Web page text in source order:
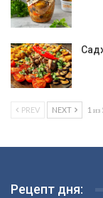
PREV NEXT 1 из
Рецепт дня: